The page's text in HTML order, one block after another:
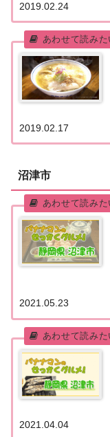
2019.02.24
2019.02.17
沼津市
2021.05.23
2021.04.04